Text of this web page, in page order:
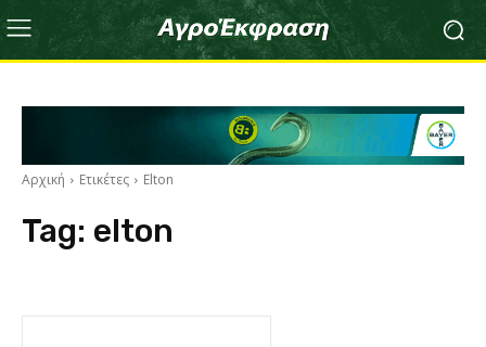
Αρχική Ετικέτες Elton
Tag: elton